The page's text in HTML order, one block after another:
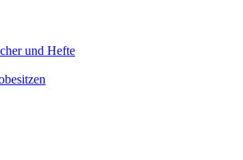
und Hefte